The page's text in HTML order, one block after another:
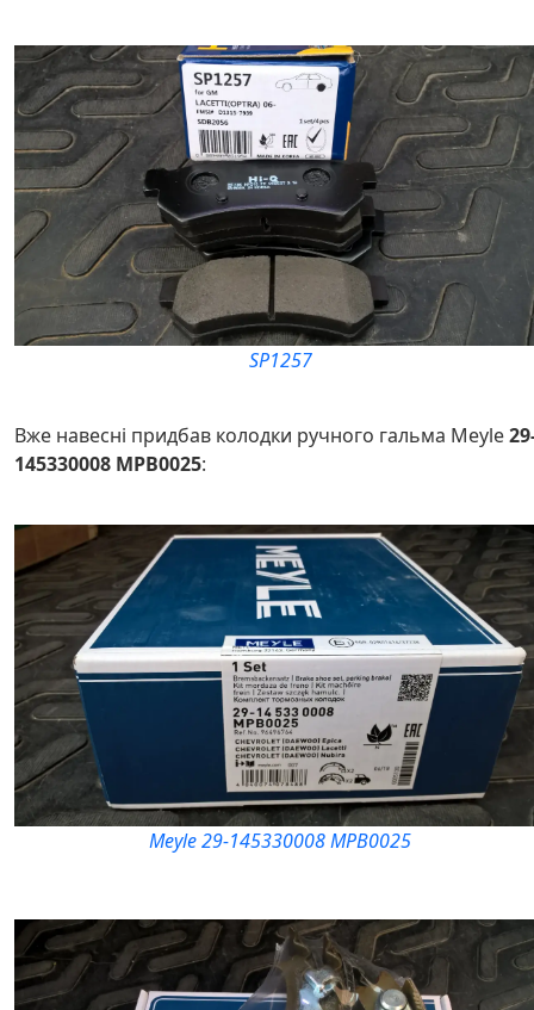
SP1257
Вже навесні придбав колодки ручного гальма Meyle
145330008 MPB0025:
Meyle 29-145330008 MPB0025